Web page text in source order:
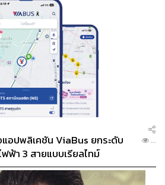
อปพลิเคชัน ViaBus ยกระดับ
ฟ้า 3 สายแบบเรียลไทม์
...